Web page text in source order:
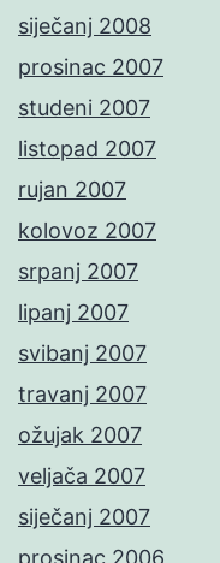
siječanj 2008
prosinac 2007
studeni 2007
listopad 2007
rujan 2007
kolovoz 2007
srpanj 2007
lipanj 2007
svibanj 2007
travanj 2007
ožujak 2007
veljača 2007
siječanj 2007